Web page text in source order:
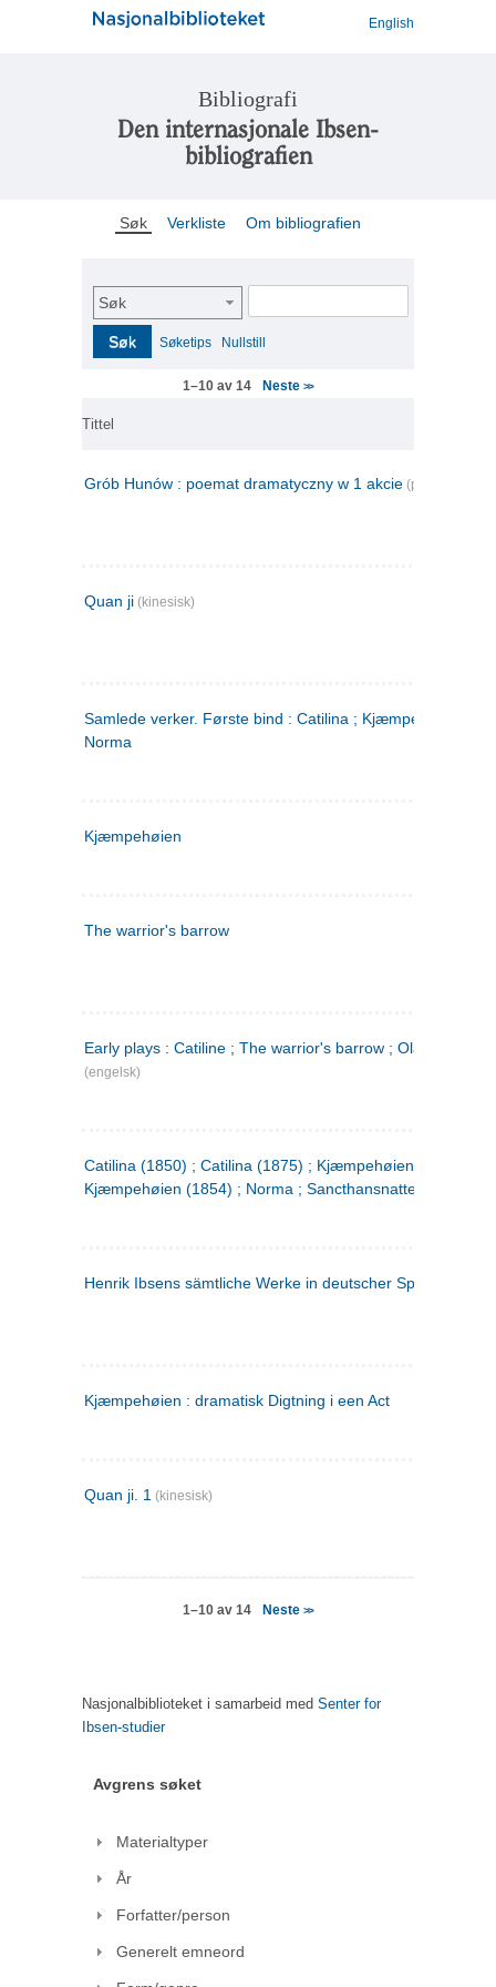
English
Bibliografi
Den internasjonale Ibsen-
bibliografien
Søk Verkliste Om bibliografien
Søk
Søk Søketips Nullstill
1–10 av 14 Neste>>
Tittel
Grób Hunów : poemat dramatyczny w 1 akcie (polsk)
Quan ji (kinesisk)
Samlede verker. Første bind : Catilina ; Kjæmpehøien ;
Norma
Kjæmpehøien
The warrior's barrow
Early plays : Catiline ; The warrior's barrow ; Olaf Liljekrans
(engelsk)
Catilina (1850) ; Catilina (1875) ; Kjæmpehøien (1850) ;
Kjæmpehøien (1854) ; Norma ; Sancthansnatten
Henrik Ibsens sämtliche Werke in deutscher Sprache. 2
Kjæmpehøien : dramatisk Digtning i een Act
Quan ji. 1 (kinesisk)
1–10 av 14 Neste>>
Nasjonalbiblioteket i samarbeid med Senter for
Ibsen-studier
Avgrens søket
Materialtyper
År
Forfatter/person
Generelt emneord